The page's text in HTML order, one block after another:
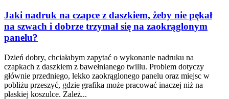
Jaki nadruk na czapce z daszkiem, żeby nie pękał
na szwach i dobrze trzymał się na zaokrąglonym
panelu?
Dzień dobry, chciałabym zapytać o wykonanie nadruku na
czapkach z daszkiem z bawełnianego twillu. Problem dotyczy
głównie przedniego, lekko zaokrąglonego panelu oraz miejsc w
pobliżu przeszyć, gdzie grafika może pracować inaczej niż na
płaskiej koszulce. Zależ...